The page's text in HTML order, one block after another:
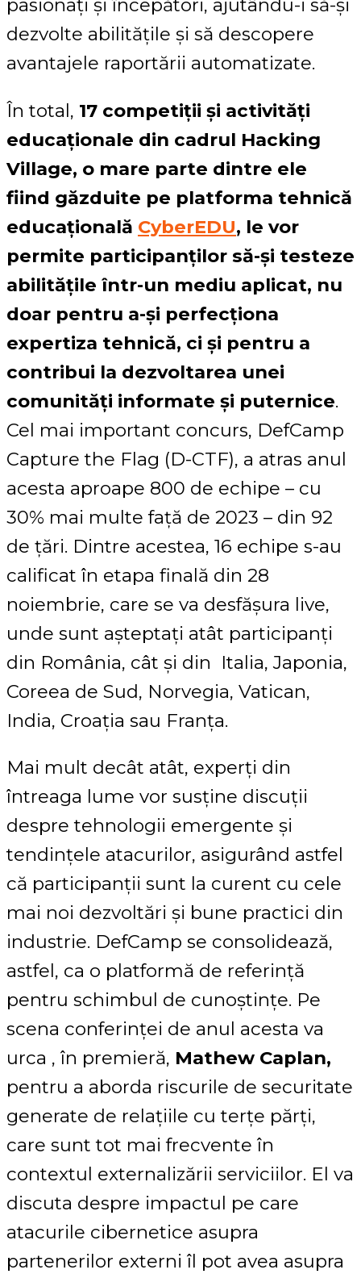
pasionați și începători, ajutându-i să-și
dezvolte abilitățile și să descopere
avantajele raportării automatizate.
În total, 17 competiții și activități
educaționale din cadrul Hacking
Village, o mare parte dintre ele
fiind găzduite pe platforma tehnică
educațională CyberEDU, le vor
permite participanților să-și testeze
abilitățile într-un mediu aplicat, nu
doar pentru a-și perfecționa
expertiza tehnică, ci și pentru a
contribui la dezvoltarea unei
comunități informate și puternice.
Cel mai important concurs, DefCamp
Capture the Flag (D-CTF), a atras anul
acesta aproape 800 de echipe – cu
30% mai multe față de 2023 – din 92
de țări. Dintre acestea, 16 echipe s-au
calificat în etapa finală din 28
noiembrie, care se va desfășura live,
unde sunt așteptați atât participanți
din România, cât și din Italia, Japonia,
Coreea de Sud, Norvegia, Vatican,
India, Croația sau Franța.
Mai mult decât atât, experți din
întreaga lume vor susține discuții
despre tehnologii emergente și
tendințele atacurilor, asigurând astfel
că participanții sunt la curent cu cele
mai noi dezvoltări și bune practici din
industrie. DefCamp se consolidează,
astfel, ca o platformă de referință
pentru schimbul de cunoștințe. Pe
scena conferinței de anul acesta va
urca , în premieră, Mathew Caplan,
pentru a aborda riscurile de securitate
generate de relațiile cu terțe părți,
care sunt tot mai frecvente în
contextul externalizării serviciilor. El va
discuta despre impactul pe care
atacurile cibernetice asupra
partenerilor externi îl pot avea asupra